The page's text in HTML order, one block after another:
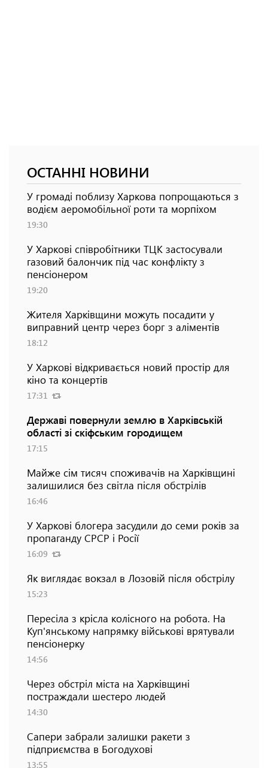
ОСТАННІ НОВИНИ
У громаді поблизу Харкова попрощаються з
водієм аеромобільної роти та морпіхом
19:30
У Харкові співробітники ТЦК застосували
газовий балончик під час конфлікту з
пенсіонером
19:20
Жителя Харківщини можуть посадити у
виправний центр через борг з аліментів
18:12
У Харкові відкривається новий простір для
кіно та концертів
17:31
Державі повернули землю в Харківській
області зі скіфським городищем
17:15
Майже сім тисяч споживачів на Харківщині
залишилися без світла після обстрілів
16:46
У Харкові блогера засудили до семи років за
пропаганду СРСР і Росії
16:09
Як виглядає вокзал в Лозовій після обстрілу
15:23
Пересіла з крісла колісного на робота. На
Куп'янському напрямку військові врятували
пенсіонерку
14:56
Через обстріл міста на Харківщині
постраждали шестеро людей
14:30
Сапери забрали залишки ракети з
підприємства в Богодухові
13:55